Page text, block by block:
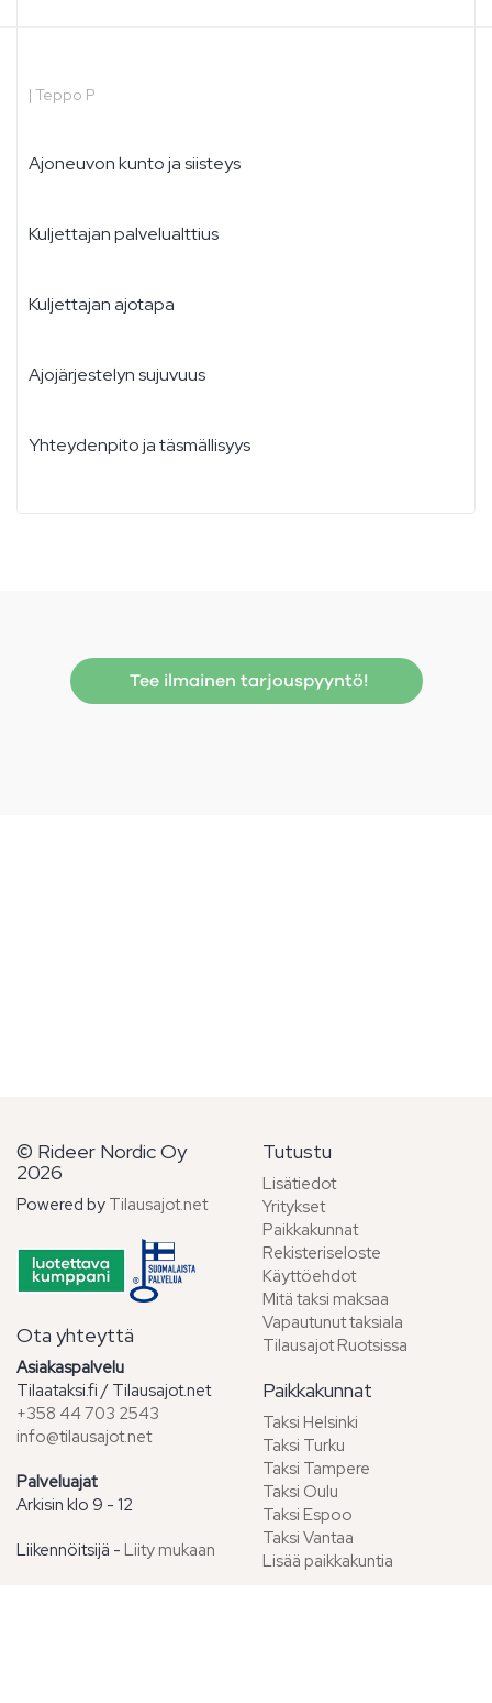
| Teppo P
Ajoneuvon kunto ja siisteys
Kuljettajan palvelualttius
Kuljettajan ajotapa
Ajojärjestelyn sujuvuus
Yhteydenpito ja täsmällisyys
Tee ilmainen tarjouspyyntö!
© Rideer Nordic Oy
2026
Powered by Tilausajot.net
Ota yhteyttä
Asiakaspalvelu
Tilaataksi.fi / Tilausajot.net
+358 44 703 2543
info@tilausajot.net
Palveluajat
Arkisin klo 9 - 12
Liikennöitsijä - Liity mukaan
Tutustu
Lisätiedot
Yritykset
Paikkakunnat
Rekisteriseloste
Käyttöehdot
Mitä taksi maksaa
Vapautunut taksiala
Tilausajot Ruotsissa
Paikkakunnat
Taksi Helsinki
Taksi Turku
Taksi Tampere
Taksi Oulu
Taksi Espoo
Taksi Vantaa
Lisää paikkakuntia